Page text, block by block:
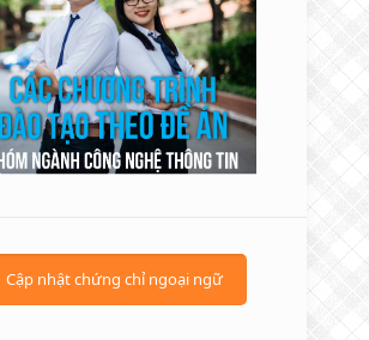
Cập nhật chứng chỉ ngoại ngữ